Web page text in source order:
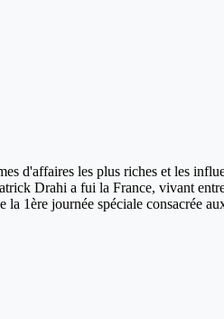
d'affaires les plus riches et les
Drahi a fui la France, vivant
1ère journée spéciale consacrée